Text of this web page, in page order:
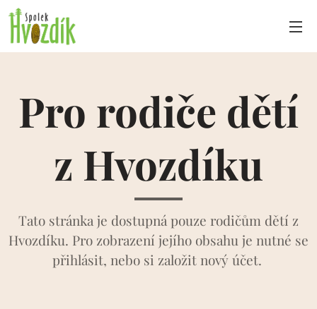
Pro rodiče dětí
z Hvozdíku
Tato stránka je dostupná pouze rodičům dětí z
Hvozdíku. Pro zobrazení jejího obsahu je nutné se
přihlásit, nebo si založit nový účet.